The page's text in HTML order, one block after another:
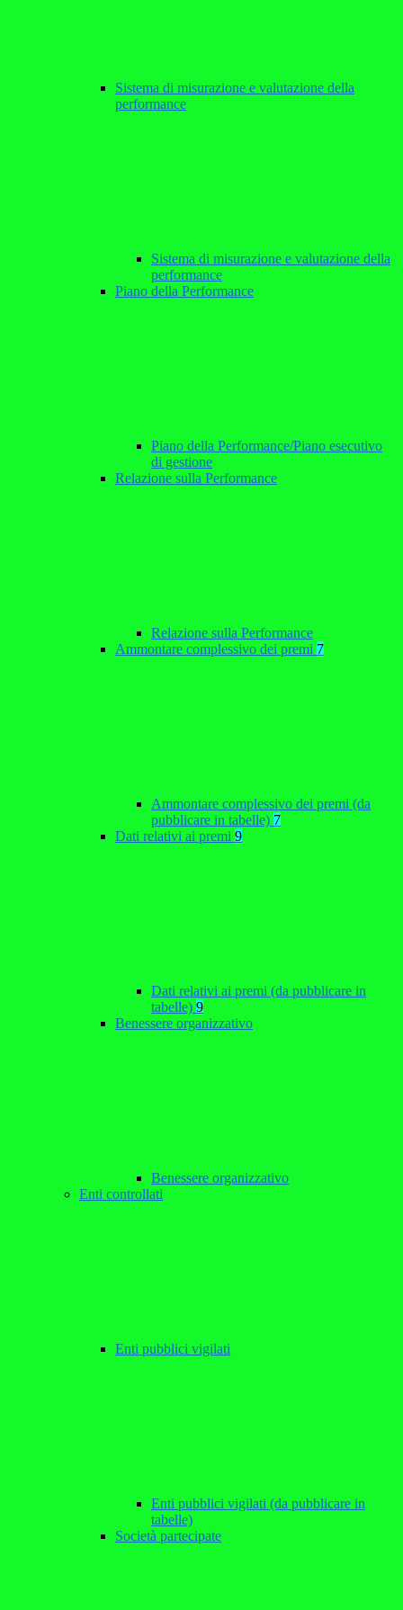
Sistema di misurazione e valutazione della
performance
Sistema di misurazione e valutazione della
performance
Piano della Performance
Piano della Performance/Piano esecutivo
di gestione
Relazione sulla Performance
Relazione sulla Performance
Ammontare complessivo dei premi 7
Ammontare complessivo dei premi (da
pubblicare in tabelle) 7
Dati relativi ai premi 9
Dati relativi ai premi (da pubblicare in
tabelle) 9
Benessere organizzativo
Benessere organizzativo
Enti controllati
Enti pubblici vigilati
Enti pubblici vigilati (da pubblicare in
tabelle)
Società partecipate